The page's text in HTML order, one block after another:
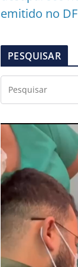
emitido no DF
PESQUISAR